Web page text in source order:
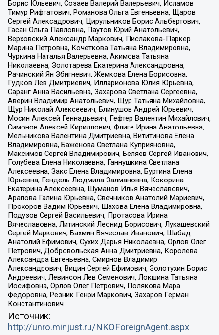
Борис Юльевич, Созаев Валерий Валерьевич, Исламов
Тимур Рифгатович, Романова Ольга Евгеньевна, Щаров
Сергей Алексадрович, Цирульников Борис Альбертович,
Гасан Ольга Павловна, Паутов Юрий Анатольевич,
Верховский Александр Маркович, Пислакова-Паркер
Марина Петровна, Кочеткова Татьяна Владимировна,
Чуркина Наталья Валерьевна, Акимова Татьяна
Николаевна, Золотарева Екатерина Александровна,
Рачинский Ян Збигневич, Жемкова Елена Борисовна,
Гудков Лев Дмитриевич, Илларионова Юлия Юрьевна,
Саранг Анна Васильевна, Захарова Светлана Сергеевна,
Аверин Владимир Анатольевич, Щур Татьяна Михайловна,
Щур Николай Алексеевич, Блинушов Андрей Юрьевич,
Мосин Алексей Геннадьевич, Гефтер Валентин Михайлович,
Симонов Алексей Кириллович, Флиге Ирина Анатольевна,
Мельникова Валентина Дмитриевна, Вититинова Елена
Владимировна, Баженова Светлана Куприяновна,
Максимов Сергей Владимирович, Беляев Сергей Иванович,
Голубева Елена Николаевна, Ганнушкина Светлана
Алексеевна, Закс Елена Владимировна, Буртина Елена
Юрьевна, Гендель Людмила Залмановна, Кокорина
Екатерина Алексеевна, Шуманов Илья Вячеславович,
Арапова Галина Юрьевна, Свечников Анатолий Мариевич,
Прохоров Вадим Юрьевич, Шахова Елена Владимировна,
Подузов Сергей Васильевич, Протасова Ирина
Вячеславовна, Литинский Леонид Борисович, Лукашевский
Сергей Маркович, Бахмин Вячеслав Иванович, Шабад
Анатолий Ефимович, Сухих Дарья Николаевна, Орлов Олег
Петрович, Добровольская Анна Дмитриевна, Королева
Александра Евгеньевна, Смирнов Владимир
Александрович, Вицин Сергей Ефимович, Золотухин Борис
Андреевич, Левинсон Лев Семенович, Локшина Татьяна
Иосифовна, Орлов Олег Петрович, Полякова Мара
Федоровна, Резник Генри Маркович, Захаров Герман
Константинович
Источник:
http://unro.minjust.ru/NKOForeignAgent.aspx